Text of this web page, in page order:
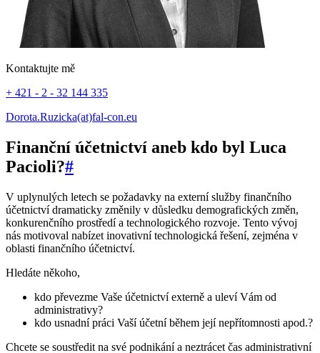
Kontaktujte mě
+ 421 - 2 - 32 144 335
Dorota.Ruzicka(at)fal-con.eu
Finanční účetnictví aneb kdo byl Luca
Pacioli?#
V uplynulých letech se požadavky na externí služby finančního
účetnictví dramaticky změnily v důsledku demografických změn,
konkurenčního prostředí a technologického rozvoje. Tento vývoj
nás motivoval nabízet inovativní technologická řešení, zejména v
oblasti finančního účetnictví.
Hledáte někoho,
kdo převezme Vaše účetnictví externě a uleví Vám od
administrativy?
kdo usnadní práci Vaší účetní během její nepřítomnosti apod.?
Chcete se soustředit na své podnikání a neztrácet čas administrativní